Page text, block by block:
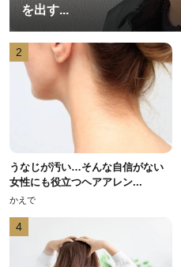
を出す...
2
うなじが汚い…そんな自信がない
女性にも役立つヘアアレン...
かえで
4